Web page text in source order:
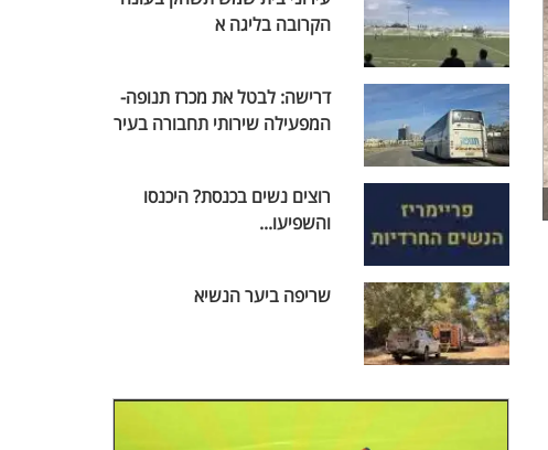
הקרובה בליגה א
דרישה: לבטל את מכרז תנופה-
המפעילה שירותי תחבורה בעיר
רוצים נשים בכנסת? היכנסו
והשפיעו...
שריפה ביער הנשיא